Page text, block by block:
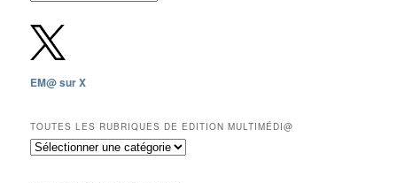
depuis
2009,
sauf
les
mois
réservés
aux
EM@ sur X
TOUTES LES RUBRIQUES DE EDITION MULTIMÉDI@
Toutes